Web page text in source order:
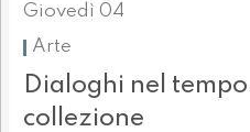
Giovedì 04
Arte
Dialoghi nel
collezione